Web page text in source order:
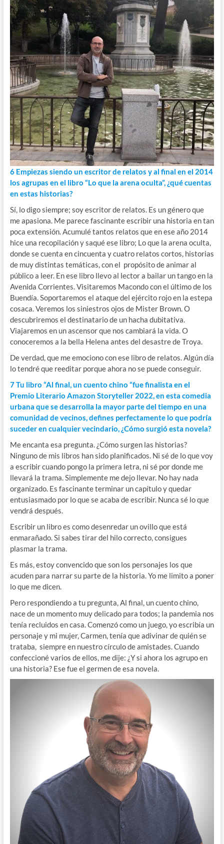
6 Empiezas siendo un escritor de relatos y al final en el 2014
los agrupas en el libro “Lo que la arena oculta”, ¿qué cuentas
en estas historias?
Sí, lo digo siempre; soy escritor de relatos. Es un género que
me apasiona. Me parece fascinante escribir una historia en tan
poca extensión. Acumulé tantos relatos que en ese año 2014
hice una recopilación y saqué ese libro; Lo que la arena oculta,
donde se cuenta en cincuenta y cuatro relatos cortos, historias
de muy distintas temáticas, con el propósito de animar al
público a leer. En ese libro llevo al lector a bailar un tango en la
Avenida Corrientes. Visitaremos Macondo con el último de los
Buendía. Soportaremos el ataque del ejército rojo en la estepa
cosaca. Veremos los siniestros ojos de Mister Brown. O
descubriremos el destinatario de un hacha dubitativa.
Viajaremos en un ascensor que nos cambiará la vida. O
conoceremos a la bella Helena antes del desastre de Troya.
De verdad, que me emociono con ese libro de relatos. Algún día
lo tendré que reeditar porque ahora no se puede conseguir.
7 Tu libro “Al final, un cuento chino “fue finalista en el
Premio Literario Amazon Storyteller 2022, en esta comedia
urbana que se desarrolla la mayor parte del tiempo en una
comunidad de vecinos, defines perfectamente lo que podría
suceder en cualquier vecindario, ¿Cómo surgió esta novela?
Me encanta esa pregunta. ¿Cómo surgen las historias?
Ninguno de mis libros han sido planificados. Ni sé de lo que voy
a escribir cuando pongo la primera letra, ni sé por donde me
llevará la trama. Simplemente me dejo llevar. No hay nada
organizado. Es fascinante terminar un capítulo y quedar
entusiasmado por lo que se acaba de escribir. Nunca sé lo que
vendrá después.
Escribir un libro es como desenredar un ovillo que está
enmarañado. Si sabes tirar del hilo correcto, consigues
plasmar la trama.
Es más, estoy convencido que son los personajes los que
acuden para narrar su parte de la historia. Yo me limito a poner
lo que me dicen.
Pero respondiendo a tu pregunta, Al final, un cuento chino,
nace de un momento muy delicado para todos; la pandemia nos
tenía recluidos en casa. Comenzó como un juego, yo escribía un
personaje y mi mujer, Carmen, tenía que adivinar de quién se
trataba, siempre en nuestro círculo de amistades. Cuando
confeccioné varios de ellos, me dije: ¿Y si ahora los agrupo en
una historia? Ese fue el germen de esa novela.